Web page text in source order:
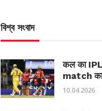
বিশ্ব সংবাদ
कल का
match का
10.04.2026